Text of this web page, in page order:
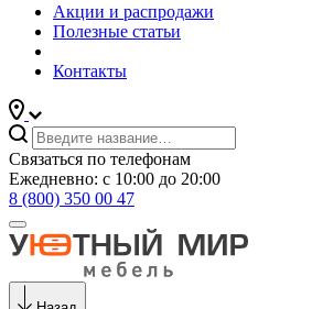
Акции и распродажи
Полезные статьи
Контакты
Связаться по телефонам
Ежедневно: с 10:00 до 20:00
8 (800) 350 00 47